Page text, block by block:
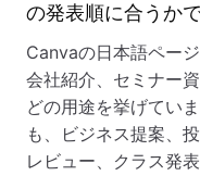
の発表順に合うかで
Canvaの日本語ペー
会社紹介、セミナー
どの用途を挙げてい
も、ビジネス提案、
レビュー、クラス発